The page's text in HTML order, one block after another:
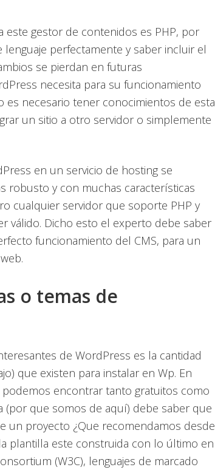
este gestor de contenidos es PHP, por
perfectamente y saber incluir el
se pierdan en futuras
necesita para su funcionamiento
es necesario tener conocimientos de esta
un sitio a otro servidor o simplemente
en un servicio de hosting se
robusto y con muchas características
cualquier servidor que soporte PHP y
válido. Dicho esto el experto debe saber
funcionamiento del CMS, para un
o temas de
de WordPress es la cantidad
que existen para instalar en Wp. En
encontrar tanto gratuitos como
(por que somos de aquí) debe saber que
un proyecto ¿Que recomendamos desde
plantilla este construida con lo último en
(W3C), lenguajes de marcado